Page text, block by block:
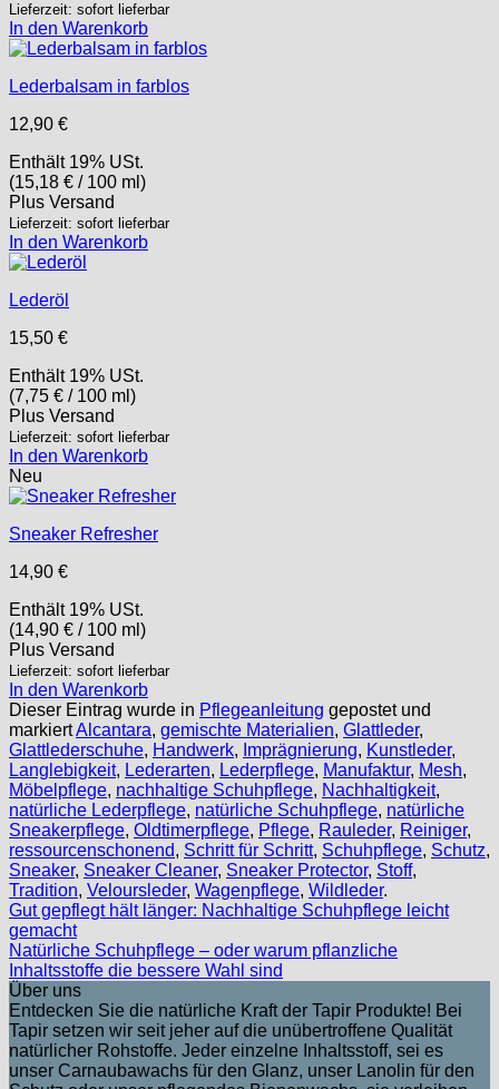
Lieferzeit: sofort lieferbar
In den Warenkorb
Lederbalsam in farblos
12,90 €
Enthält 19% USt.
(15,18 € / 100 ml)
Plus Versand
Lieferzeit: sofort lieferbar
In den Warenkorb
Lederöl
15,50 €
Enthält 19% USt.
(7,75 € / 100 ml)
Plus Versand
Lieferzeit: sofort lieferbar
In den Warenkorb
Neu
Sneaker Refresher
14,90 €
Enthält 19% USt.
(14,90 € / 100 ml)
Plus Versand
Lieferzeit: sofort lieferbar
In den Warenkorb
Dieser Eintrag wurde in Pflegeanleitung gepostet und
markiertAlcantara, gemischte Materialien, Glattleder,
Glattlederschuhe, Handwerk, Imprägnierung, Kunstleder,
Langlebigkeit, Lederarten, Lederpflege, Manufaktur, Mesh,
Möbelpflege, nachhaltige Schuhpflege, Nachhaltigkeit,
natürliche Lederpflege, natürliche Schuhpflege, natürliche
Sneakerpflege, Oldtimerpflege, Pflege, Rauleder, Reiniger,
ressourcenschonend, Schritt für Schritt, Schuhpflege, Schutz,
Sneaker, Sneaker Cleaner, Sneaker Protector, Stoff,
Tradition, Veloursleder, Wagenpflege, Wildleder.
Gut gepflegt hält länger: Nachhaltige Schuhpflege leicht
gemacht
Natürliche Schuhpflege – oder warum pflanzliche
Inhaltsstoffe die bessere Wahl sind
Über uns
Entdecken Sie die natürliche Kraft der Tapir Produkte! Bei
Tapir setzen wir seit jeher auf die unübertroffene Qualität
natürlicher Rohstoffe. Jeder einzelne Inhaltsstoff, sei es
unser Carnaubawachs für den Glanz, unser Lanolin für den